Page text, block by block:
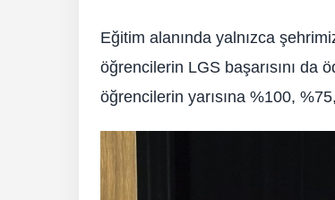
Eğitim alanında yalnızca
öğrencilerin LGS başarısını da
öğrencilerin yarısına %100,